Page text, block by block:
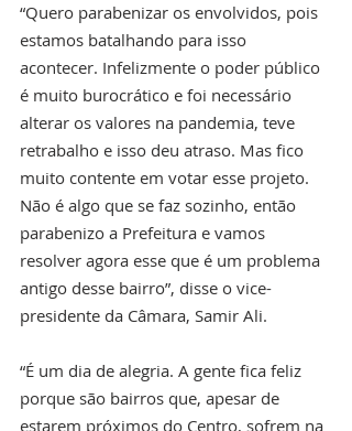
“Quero parabenizar os envolvidos, pois
estamos batalhando para isso
acontecer. Infelizmente o poder público
é muito burocrático e foi necessário
alterar os valores na pandemia, teve
retrabalho e isso deu atraso. Mas fico
muito contente em votar esse projeto.
Não é algo que se faz sozinho, então
parabenizo a Prefeitura e vamos
resolver agora esse que é um problema
antigo desse bairro”, disse o vice-
presidente da Câmara, Samir Ali.
“É um dia de alegria. A gente fica feliz
porque são bairros que, apesar de
estarem próximos do Centro, sofrem na